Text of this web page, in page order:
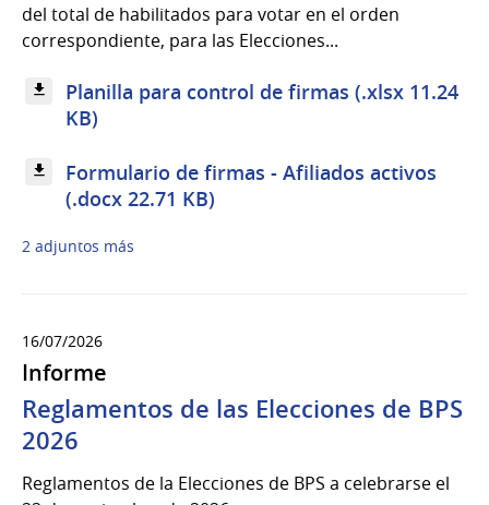
del total de habilitados para votar en el orden
correspondiente, para las Elecciones...
Planilla para control de firmas (.xlsx 11.24
KB)
Formulario de firmas - Afiliados activos
(.docx 22.71 KB)
2 adjuntos más
16/07/2026
Informe
Reglamentos de las Elecciones de BPS
2026
Reglamentos de la Elecciones de BPS a celebrarse el